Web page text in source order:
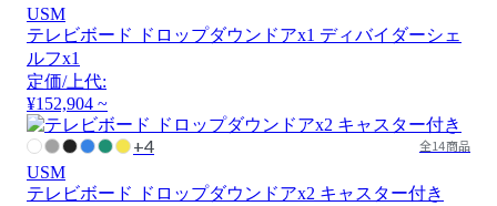
USM
テレビボード ドロップダウンドアx1 ディバイダーシェ
ルフx1
定価/上代:
¥152,904 ~
+4 全14商品
USM
テレビボード ドロップダウンドアx2 キャスター付き